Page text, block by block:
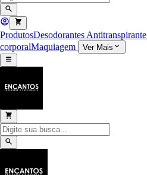
ProdutosDesodorantes Antitranspirante
corporalMaquiagem Ver Mais